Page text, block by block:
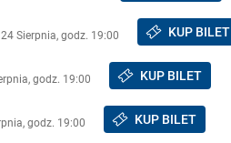
24 Sierpnia, godz. 19:00 KUP BILET
godz. 19:00 KUP BILET
godz. 19:00 KUP BILET